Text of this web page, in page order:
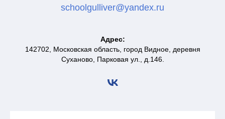
schoolgulliver@yandex.ru
Адрес:
142702, Московская область, город Видное, деревня
Суханово, Парковая ул., д.146.